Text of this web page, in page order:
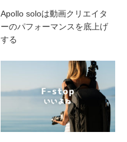
Apollo soloは動画クリエイタ
ーのパフォーマンスを底上げ
する